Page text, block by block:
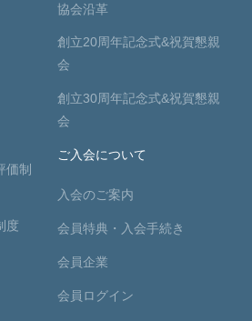
価制
度
協会沿革
創立20周年記念式&祝賀懇親
会
創立30周年記念式&祝賀懇親
会
ご入会について
入会のご案内
会員特典・入会手続き
会員企業
会員ログイン